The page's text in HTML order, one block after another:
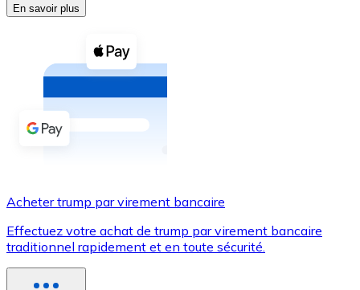
Voir toutes
Coupons crypto
Achetez des cryptomonnaies en espèces et d'autres
Acheter avec espèces
Virement SEPA
Utilisez les cartes Visa et Mastercard pour acheter
Acheter avec carte
En savoir plus
Acheter trump par virement bancaire
Effectuez votre achat de trump par virement bancaire
traditionnel rapidement et en toute sécurité.